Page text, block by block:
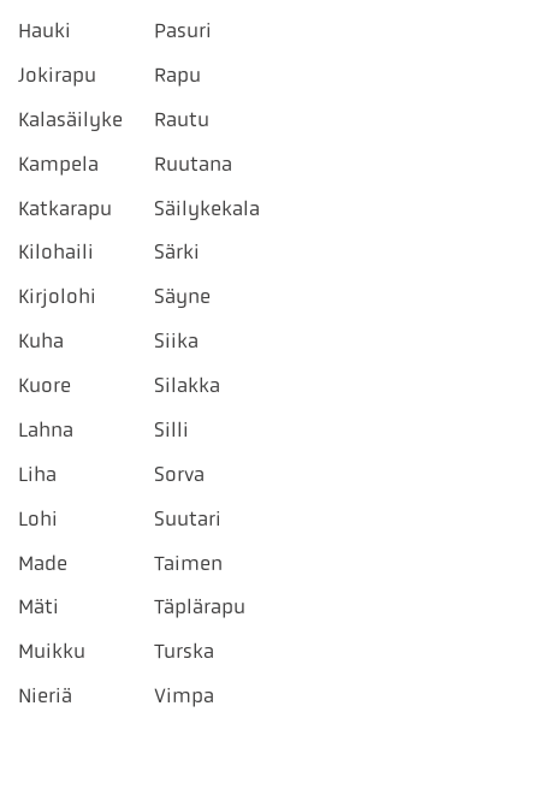
Hauki
Jokirapu
Kalasäilyke
Kampela
Katkarapu
Kilohaili
Kirjolohi
Kuha
Kuore
Lahna
Liha
Lohi
Made
Mäti
Muikku
Nieriä
Pasuri
Rapu
Rautu
Ruutana
Säilykekala
Särki
Säyne
Siika
Silakka
Silli
Sorva
Suutari
Taimen
Täplärapu
Turska
Vimpa